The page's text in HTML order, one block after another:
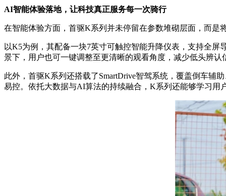
AI智能体验落地，让科技真正服务每一次骑行
在智能体验方面，首驱K系列并未停留在参数堆砌层面，而是
以K5为例，其配备一块7英寸可触控智能升降仪表，支持全
景下，用户也可一键调整至更清晰的观看角度，减少低头辨
此外，首驱K系列还搭载了SmartDrive智驾系统，覆盖倒车辅
易控。依托大数据与AI算法的持续融合，K系列还能够学习用